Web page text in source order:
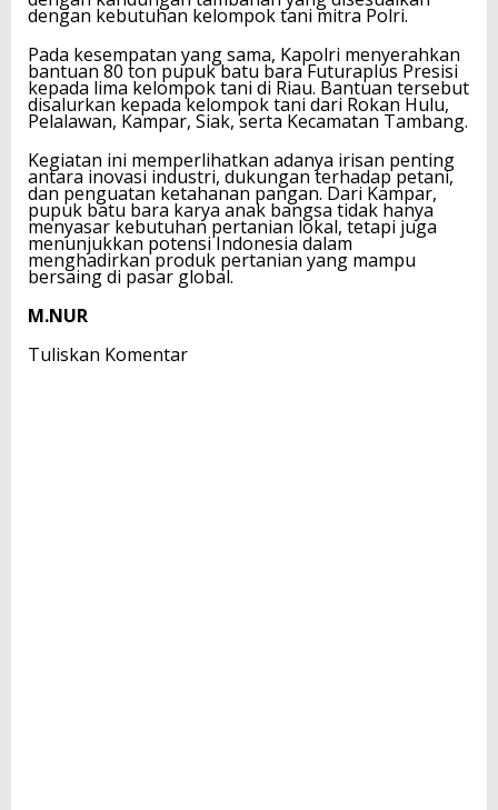
dengan kebutuhan kelompok tani mitra Polri.
Pada kesempatan yang sama, Kapolri menyerahkan
bantuan 80 ton pupuk batu bara Futuraplus Presisi
kepada lima kelompok tani di Riau. Bantuan tersebut
disalurkan kepada kelompok tani dari Rokan Hulu,
Pelalawan, Kampar, Siak, serta Kecamatan Tambang.
Kegiatan ini memperlihatkan adanya irisan penting
antara inovasi industri, dukungan terhadap petani,
dan penguatan ketahanan pangan. Dari Kampar,
pupuk batu bara karya anak bangsa tidak hanya
menyasar kebutuhan pertanian lokal, tetapi juga
menunjukkan potensi Indonesia dalam
menghadirkan produk pertanian yang mampu
bersaing di pasar global.
M.NUR
Tuliskan Komentar